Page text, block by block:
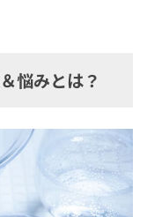
悩みとは？